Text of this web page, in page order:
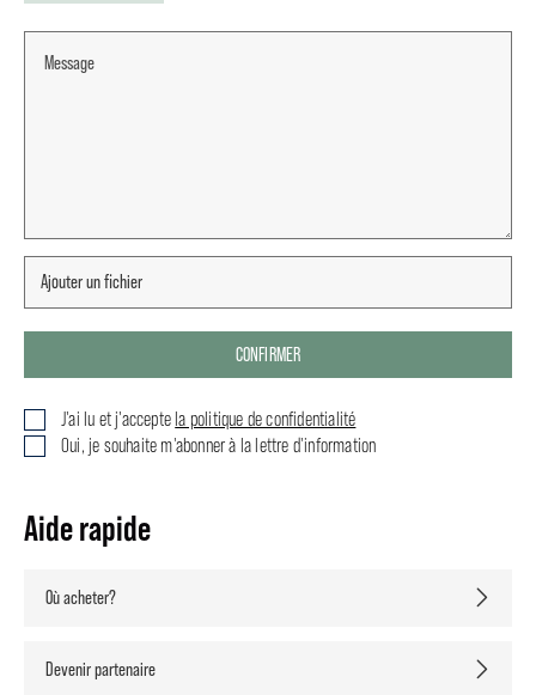
CONFIRMER
J'ai lu et j'accepte la politique de confidentialité
Oui, je souhaite m'abonner à la lettre d'information
Aide rapide
Où acheter?
Devenir partenaire